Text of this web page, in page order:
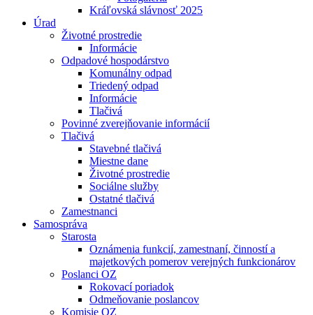
Kráľovská slávnosť 2025
Úrad
Životné prostredie
Informácie
Odpadové hospodárstvo
Komunálny odpad
Triedený odpad
Informácie
Tlačivá
Povinné zverejňovanie informácií
Tlačivá
Stavebné tlačivá
Miestne dane
Životné prostredie
Sociálne služby
Ostatné tlačivá
Zamestnanci
Samospráva
Starosta
Oznámenia funkcií, zamestnaní, činností a
majetkových pomerov verejných funkcionárov
Poslanci OZ
Rokovací poriadok
Odmeňovanie poslancov
Komisie OZ